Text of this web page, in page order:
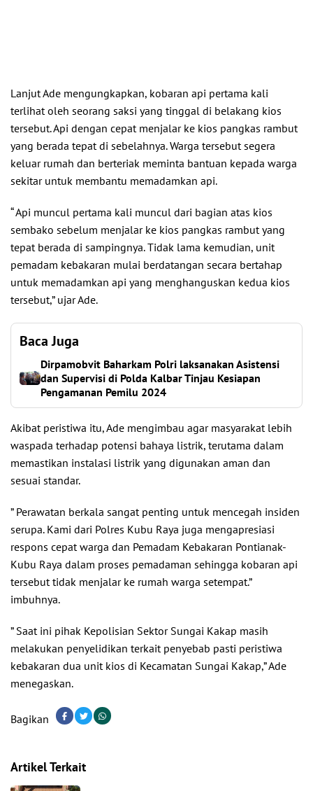
Lanjut Ade mengungkapkan, kobaran api pertama kali
terlihat oleh seorang saksi yang tinggal di belakang kios
tersebut. Api dengan cepat menjalar ke kios pangkas rambut
yang berada tepat di sebelahnya. Warga tersebut segera
keluar rumah dan berteriak meminta bantuan kepada warga
sekitar untuk membantu memadamkan api.
“ Api muncul pertama kali muncul dari bagian atas kios
sembako sebelum menjalar ke kios pangkas rambut yang
tepat berada di sampingnya. Tidak lama kemudian, unit
pemadam kebakaran mulai berdatangan secara bertahap
untuk memadamkan api yang menghanguskan kedua kios
tersebut,” ujar Ade.
Baca Juga
Dirpamobvit Baharkam Polri laksanakan Asistensi
dan Supervisi di Polda Kalbar Tinjau Kesiapan
Pengamanan Pemilu 2024
Akibat peristiwa itu, Ade mengimbau agar masyarakat lebih
waspada terhadap potensi bahaya listrik, terutama dalam
memastikan instalasi listrik yang digunakan aman dan
sesuai standar.
” Perawatan berkala sangat penting untuk mencegah insiden
serupa. Kami dari Polres Kubu Raya juga mengapresiasi
respons cepat warga dan Pemadam Kebakaran Pontianak-
Kubu Raya dalam proses pemadaman sehingga kobaran api
tersebut tidak menjalar ke rumah warga setempat.”
imbuhnya.
” Saat ini pihak Kepolisian Sektor Sungai Kakap masih
melakukan penyelidikan terkait penyebab pasti peristiwa
kebakaran dua unit kios di Kecamatan Sungai Kakap,” Ade
menegaskan.
Bagikan
Artikel Terkait